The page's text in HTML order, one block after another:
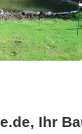
Ihr